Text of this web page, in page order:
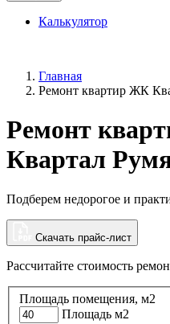
Калькулятор
Главная
Ремонт квартир ЖК
Ремонт
Квартал
Подберем недорогое и
Скачать прайс-лист
Рассчитайте стоимость
Площадь помещения, м2
Площадь м2